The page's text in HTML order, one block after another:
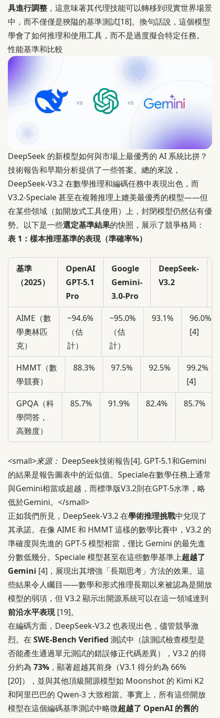
具進行調整 ，這意味著其代理技能可以轉移到現實世界場景
中，而不僅僅是狹隘的基準測試[18]。換句話說，這個模型
學會了如何推理和使用工具，而不是過度擬合特定任務。
性能基準和比較
DeepSeek 的新模型如何與市場上最優秀的 AI 系統比拼？
技術報告和早期分析提供了一些答案。總的來說，
DeepSeek-V3.2 在數學推理和編碼任務中表現出色，而
V3.2-Speciale 甚至在複雜推理上媲美最優秀的模型——但
在某些領域（如開放式工具使用）上，封閉模型仍然佔有優
勢。以下是一些選定基準結果的快照，展示了競爭格局：
表 1：樣本推理基準的表現（準確率%）
基準
（2025）
OpenAI
GPT-5.1
Pro
Google
Gemini-
3.0-Pro
DeepSeek-
V3.2
AIME（數
學奧林匹
克）
~94.6%
（估
計）
~95.0%
（估
計）
93.1%
96.0%
[4]
HMMT（數
學競賽）
88.3% 97.5% 92.5%
99.2%
[4]
GPQA（科
學問答，
高難度）
85.7% 91.9% 82.4% 85.7%
<small>來源： DeepSeek技術報告[4]. GPT-5.1和Gemini
的結果是報告圖表中的近似值。Speciale在數學任務上通常
與Gemini相當或超越，而標準版V3.2則在GPT-5水準，略
低於Gemini。</small>
正如我們所見，DeepSeek-V3.2 在學術推理挑戰中兌現了
其承諾。在像 AIME 和 HMMT 這樣的數學比賽中，V3.2 的
準確度與先進的 GPT-5 模型相當，僅比 Gemini 的最先進
分數低幾分。Speciale 模型甚至在這些數學基準上超越了
Gemini [4] ，展現出其增強「長期思考」方法的效果。這
些結果令人矚目——數學和形式推理長期以來被認為是開放
模型的弱項，但 V3.2 顯示出開源系統可以在這一領域達到
前沿水平表現 [19]。
在編碼方面，DeepSeek-V3.2 也表現出色，儘管競爭激
烈。在 SWE-Bench Verified 測試中（該測試檢查模型是
否能產生通過單元測試的錯誤修正代碼差異），V3.2 的得
分約為 73% ，顯著超越其前身（V3.1 得分約為 66%
[20]），並與其他頂級開源模型如 Moonshot 的 Kimi K2
和阿里巴巴的 Qwen-3 大致相當。事實上，所有這些開放
模型在這個編碼基準測試中略微超越了 OpenAI 的舊的